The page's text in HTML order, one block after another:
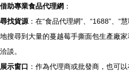
借助專業食品代理網 ：
尋找貨源 ：在“食品代理網”、“1688”、“
地搜尋到大量的蔓越莓手撕面包生產廠
洽談。
展示窗口 ：作為代理商或批發商，也可